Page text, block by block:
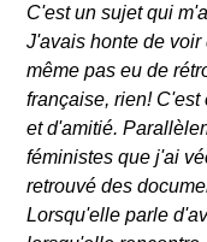
C'est un sujet qui
J'avais honte de
même pas eu de
française, rien! C'est
et d'amitié.
féministes que j'ai
retrouvé des
Lorsqu'elle parle